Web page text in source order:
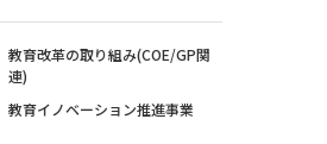
教育改革の取り組み(COE/GP関
連)
教育イノベーション推進事業